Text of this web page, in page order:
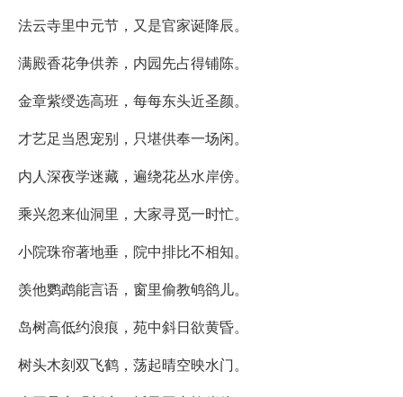
法云寺里中元节，又是官家诞降辰。
满殿香花争供养，内园先占得铺陈。
金章紫绶选高班，每每东头近圣颜。
才艺足当恩宠别，只堪供奉一场闲。
内人深夜学迷藏，遍绕花丛水岸傍。
乘兴忽来仙洞里，大家寻觅一时忙。
小院珠帘著地垂，院中排比不相知。
羡他鹦鹉能言语，窗里偷教鸲鹆儿。
岛树高低约浪痕，苑中斜日欲黄昏。
树头木刻双飞鹤，荡起晴空映水门。